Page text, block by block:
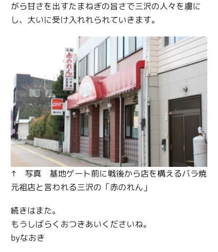
がら甘さを出すたまねぎの旨さで三沢の人々を虜に
し、大いに受け入れれられていきます。
↑ 写真 基地ゲート前に戦後から店を構えるバラ焼
元祖店と言われる三沢の「赤のれん」
続きはまた。
もうしばらくおつきあいくださいね。
byなおき